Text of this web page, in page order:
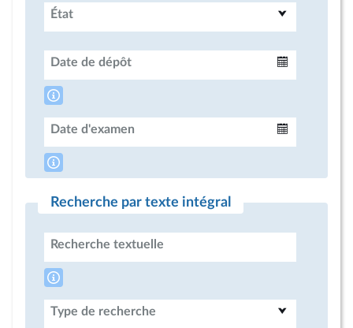
État
Date de dépôt
Date d'examen
Recherche par texte intégral
Recherche textuelle
Type de recherche